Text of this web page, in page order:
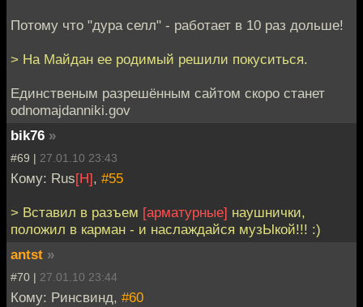
Потому что "дура селл" - работает в 10 раз дольше!
> На Майдан ее родимый решили покуситься.
Единственым разрешённым сайтом скоро станет
odnomajdanniki.gov
bik76 »
#69 | 27.01.10 23:43
Кому: Rus[H], #55
> Вставил в разъем [арматурные] наушнички,
положил в карман - и наслаждайся музЫкой!!! :)
antst »
#70 | 27.01.10 23:44
Кому: Ринсвинд, #60